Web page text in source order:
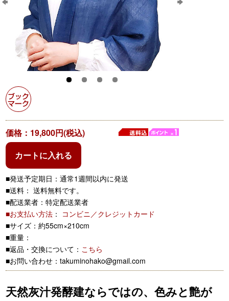
価格：19,800円(税込)
カートに入れる
■発送予定期日：通常1週間以内に発送
■送料： 送料無料です。
■配送業者：特定配送業者
■お支払い方法 ： コンビニ／クレジットカード
■サイズ：約55cm×210cm
■重量：
■返品・交換について： こちら
■お問い合わせ：takuminohako@gmail.com
天然灰汁発酵建ならではの、色みと艶が